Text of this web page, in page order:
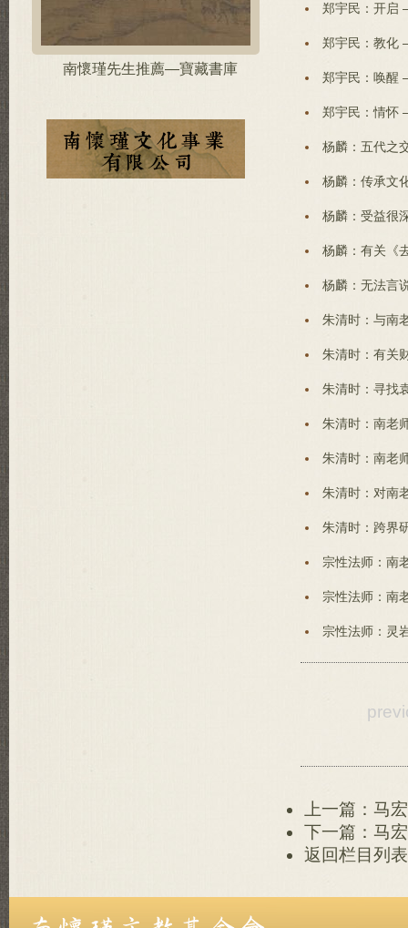
南懷瑾先生推薦—寶藏書庫
郑宇民：开启
郑宇民：教化
郑宇民：唤醒
郑宇民：情怀
杨麟：五代之
杨麟：传承文
杨麟：受益很
杨麟：有关《
杨麟：无法言
朱清时：与南
朱清时：有关
朱清时：寻找
朱清时：南老
朱清时：南老
朱清时：对南
朱清时：跨界
宗性法师：南
宗性法师：南
宗性法师：灵
上一篇：马
下一篇：马
返回栏目列表